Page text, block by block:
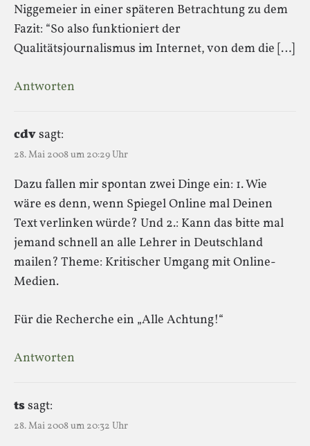
Niggemeier in einer späteren Betrachtung zu dem
Fazit: “So also funktioniert der
Qualitätsjournalismus im Internet, von dem die […]
Antworten
cdvsagt:
28. Mai 2008 um 20:29 Uhr
Dazu fallen mir spontan zwei Dinge ein: 1. Wie
wäre es denn, wenn Spiegel Online mal Deinen
Text verlinken würde? Und 2.: Kann das bitte mal
jemand schnell an alle Lehrer in Deutschland
mailen? Theme: Kritischer Umgang mit Online-
Medien.
Für die Recherche ein „Alle Achtung!“
Antworten
tssagt:
28. Mai 2008 um 20:32 Uhr